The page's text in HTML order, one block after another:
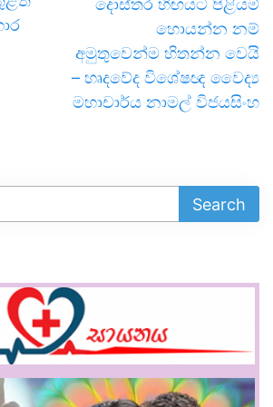
දොස්තර හිඟයට පිළියම්
හොයන්න නම්
අමුතුවෙන්ම හිතන්න වෙයි
– හෘදවේද විශේෂඥ වෛද්‍ය
මහාචාර්ය නාමල් විජයසිංහ